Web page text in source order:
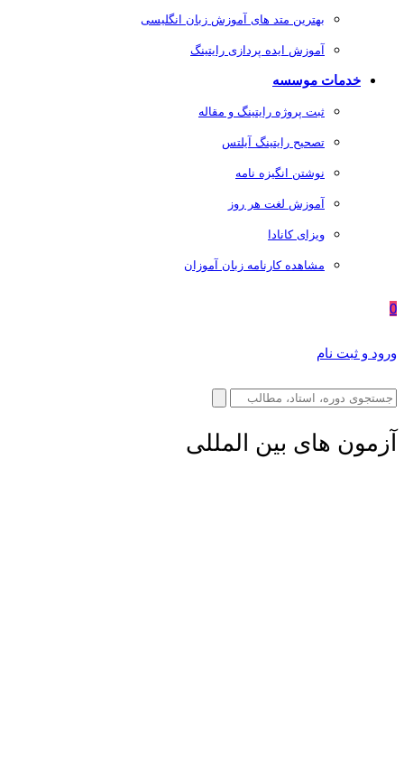
بهترین متد های آموزش زبان انگلیسی
آموزش ایده پردازی رایتینگ
خدمات موسسه
ثبت پروژه رایتینگ و مقاله
تصحیح رایتینگ آیلتس
نوشتن انگیزه نامه
آموزش لغت هر روز
ویزای کانادا
مشاهده کارنامه زبان آموزان
0
ورود و ثبت نام
آزمون های بین المللی